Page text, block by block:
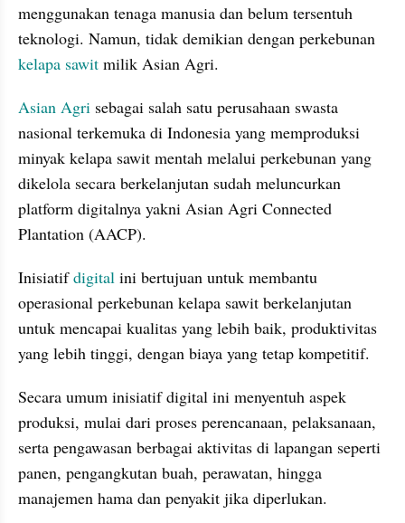
menggunakan tenaga manusia dan belum tersentuh
kelapa sawit milik Asian Agri.
Asian Agri sebagai salah satu perusahaan swasta
nasional terkemuka di Indonesia yang memproduksi
minyak kelapa sawit mentah melalui perkebunan yang
dikelola secara berkelanjutan sudah meluncurkan
platform digitalnya yakni Asian Agri Connected
Plantation (AACP).
Inisiatif digital ini bertujuan untuk membantu
operasional perkebunan kelapa sawit berkelanjutan
untuk mencapai kualitas yang lebih baik, produktivitas
yang lebih tinggi, dengan biaya yang tetap kompetitif.
Secara umum inisiatif digital ini menyentuh aspek
produksi, mulai dari proses perencanaan, pelaksanaan,
serta pengawasan berbagai aktivitas di lapangan seperti
panen, pengangkutan buah, perawatan, hingga
manajemen hama dan penyakit jika diperlukan.